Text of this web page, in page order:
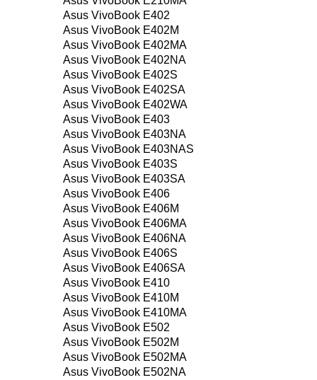
Asus VivoBook E402
Asus VivoBook E402M
Asus VivoBook E402MA
Asus VivoBook E402NA
Asus VivoBook E402S
Asus VivoBook E402SA
Asus VivoBook E402WA
Asus VivoBook E403
Asus VivoBook E403NA
Asus VivoBook E403NAS
Asus VivoBook E403S
Asus VivoBook E403SA
Asus VivoBook E406
Asus VivoBook E406M
Asus VivoBook E406MA
Asus VivoBook E406NA
Asus VivoBook E406S
Asus VivoBook E406SA
Asus VivoBook E410
Asus VivoBook E410M
Asus VivoBook E410MA
Asus VivoBook E502
Asus VivoBook E502M
Asus VivoBook E502MA
Asus VivoBook E502NA